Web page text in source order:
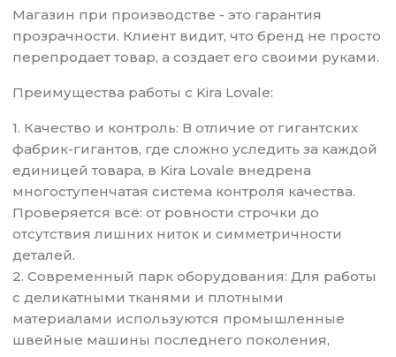
Магазин при производстве - это гарантия
прозрачности. Клиент видит, что бренд не просто
перепродает товар, а создает его своими руками.
Преимущества работы с Kira Lovale:
1. Качество и контроль: В отличие от гигантских
фабрик-гигантов, где сложно уследить за каждой
единицей товара, в Kira Lovale внедрена
многоступенчатая система контроля качества.
Проверяется всё: от ровности строчки до
отсутствия лишних ниток и симметричности
деталей.
2. Современный парк оборудования: Для работы
с деликатными тканями и плотными
материалами используются промышленные
швейные машины последнего поколения,